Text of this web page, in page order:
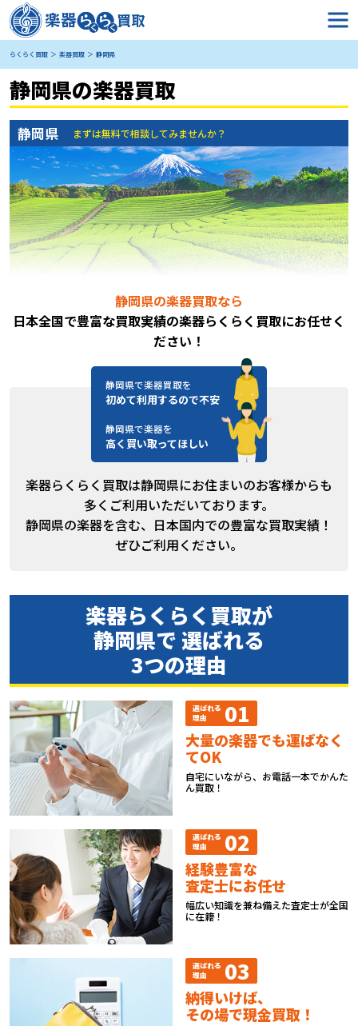
らくらく買取 楽器買取 静岡県
静岡県の楽器買取
静岡県 まずは無料で相談してみませんか？
静岡県の楽器買取なら
日本全国で豊富な買取実績の楽器らくらく買取にお任せく
ださい！
静岡県で楽器買取を
初めて利用するので不安
静岡県で楽器を
高く買い取ってほしい
楽器らくらく買取は静岡県にお住まいのお客様からも
多くご利用いただいております。
静岡県の楽器を含む、日本国内での豊富な買取実績！
ぜひご利用ください。
楽器らくらく買取が
静岡県で 選ばれる
3つの理由
選ばれる
理由
01
大量の楽器でも運ばなく
てOK
自宅にいながら、お電話一本でかんた
ん買取！
選ばれる
理由
02
経験豊富な
査定士にお任せ
幅広い知識を兼ね備えた査定士が全国
に在籍！
選ばれる
理由
03
納得いけば、
その場で現金買取！